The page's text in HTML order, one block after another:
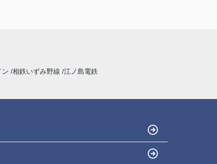
ン 相鉄いずみ野線 江ノ島電鉄